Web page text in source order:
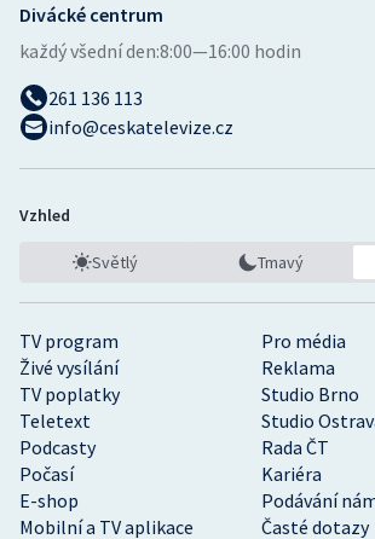
TV program
Pro média
Živé vysílání
Reklama
TV poplatky
Studio Brno
Teletext
Studio
Podcasty
Rada ČT
Počasí
Kariéra
E-shop
Podávání
Mobilní a TV aplikace
Časté dotazy
Divácké centrum
každý všední den:8:00—16:00 hodin
261 136 113
info@ceskatelevize.cz
Vzhled
Světlý Tmavý